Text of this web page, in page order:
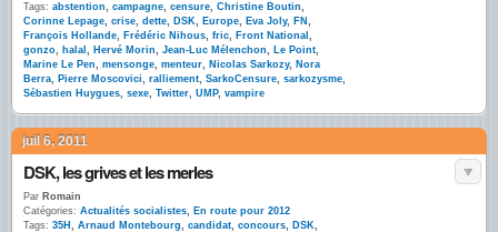
Tags: abstention, campagne, censure, Christine Boutin,
Corinne Lepage, crise, dette, DSK, Europe, Eva Joly, FN ,
François Hollande, Frédéric Nihous, fric, Front National ,
gonzo, halal , Hervé Morin, Jean-Luc Mélenchon, Le Point,
Marine Le Pen, mensonge, menteur, Nicolas Sarkozy, Nora
Berra, Pierre Moscovici, ralliement, SarkoCensure, sarkozysme,
Sébastien Huygues, sexe, Twitter, UMP, vampire
juil 6, 2011
DSK, les grives et les merles
Par Romain
Catégories: Actualités socialistes, En route pour 2012
Tags: 35H , Arnaud Montebourg, candidat, concours, DSK,